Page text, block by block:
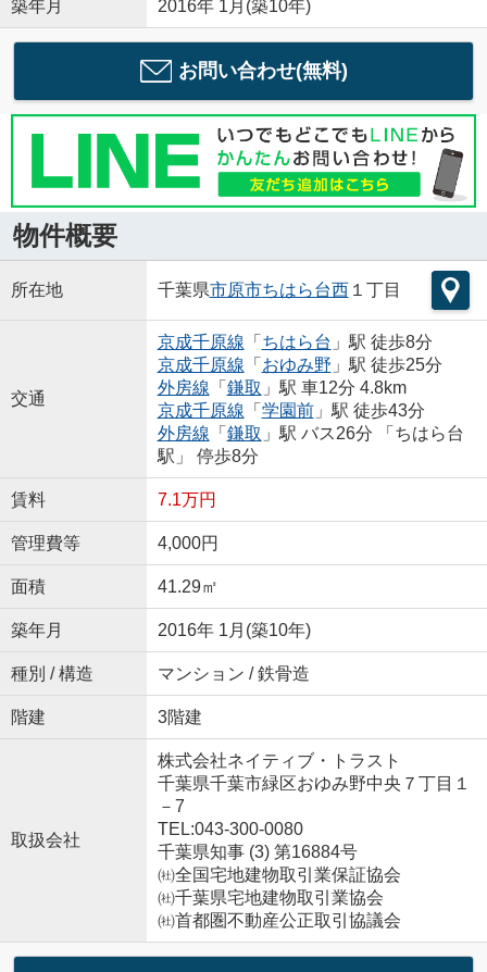
築年月 2016年 1月(築10年)
お問い合わせ(無料)
物件概要
所在地 千葉県市原市ちはら台西１丁目
交通
京成千原線 「 ちはら台 」駅 徒歩8分
京成千原線 「 おゆみ野 」駅 徒歩25分
外房線 「 鎌取 」駅 車12分 4.8km
京成千原線 「 学園前」駅 徒歩43分
外房線 「 鎌取 」駅 バス26分 「ちはら台
駅」 停歩8分
賃料 7.1万円
管理費等 4,000円
面積 41.29㎡
築年月 2016年 1月(築10年)
種別 / 構造 マンション / 鉄骨造
階建 3階建
取扱会社
株式会社ネイティブ・トラスト
千葉県千葉市緑区おゆみ野中央７丁目１
－7
TEL:043-300-0080
千葉県知事 (3) 第16884号
㈳全国宅地建物取引業保証協会
㈳千葉県宅地建物取引業協会
㈳首都圏不動産公正取引協議会